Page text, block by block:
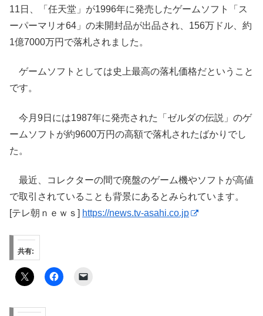
11日、「任天堂」が1996年に発売したゲームソフト「ス
ーパーマリオ64」の未開封品が出品され、156万ドル、約
1億7000万円で落札されました。
ゲームソフトとしては史上最高の落札価格だということ
です。
今月9日には1987年に発売された「ゼルダの伝説」のゲ
ームソフトが約9600万円の高額で落札されたばかりでし
た。
最近、コレクターの間で廃盤のゲーム機やソフトが高値
で取引されていることも背景にあるとみられています。
[テレ朝ｎｅｗｓ] https://news.tv-asahi.co.jp
共有: